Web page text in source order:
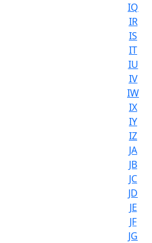
IQ
IR
IS
IT
IU
IV
IW
IX
IY
IZ
JA
JB
JC
JD
JE
JF
JG